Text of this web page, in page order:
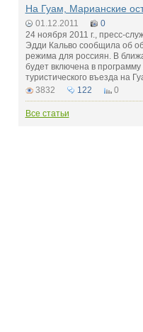
На Гуам, Марианские
01.12.2011
0
24 ноября 2011 г., пресс-
Эдди Кальво сообщила об
режима для россиян. В
будет включена в программу
туристического въезда на
3832
122 0
Все статьи